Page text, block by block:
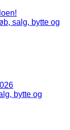
salg, bytte og
bytte og